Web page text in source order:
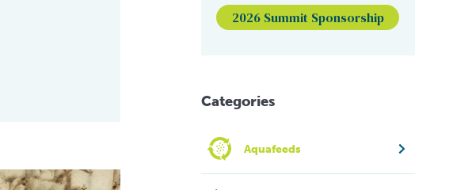
en el camarón blanco del Pacífico
in resistance to Vibrio in Pacific white shrimp
strains isolated from AHPND-surviving shrimp can reduce mortality
2026 Summit Sponsorship
Categories
Aquafeeds